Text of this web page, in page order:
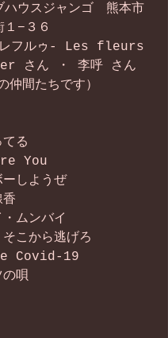
ハウスジャンゴ　熊本市
１−３６
フルゥ- Les fleurs
さん ・ 李呼 さん
仲間たちです）
る
You
しようぜ
ムンバイ
こから逃げろ
Covid-19
唄